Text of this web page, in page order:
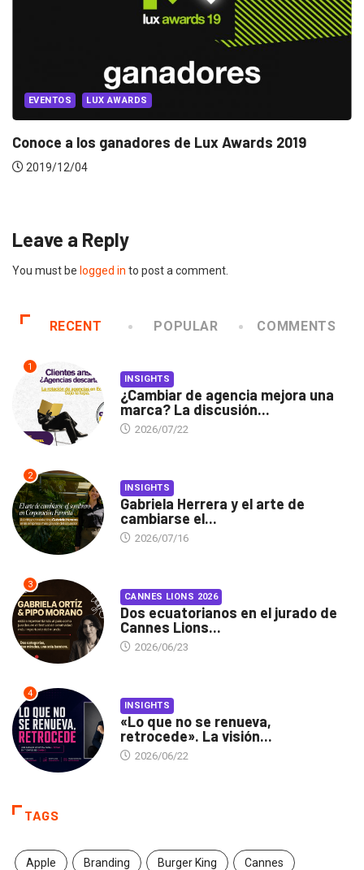
INNOVACIÓN
IKEA fabrica drones acuáticos para limpiar el...
2019/02/20
Leave a Reply
You must be logged in to post a comment.
RECENT POPULAR COMMENTS
1
INSIGHTS
¿Cambiar de agencia mejora una
marca? La discusión...
2026/07/22
2
INSIGHTS
Gabriela Herrera y el arte de
cambiarse el...
2026/07/16
3
CANNES LIONS 2026
Dos ecuatorianos en el jurado de
Cannes Lions...
2026/06/23
4
INSIGHTS
«Lo que no se renueva,
retrocede». La visión...
2026/06/22
TAGS
Apple Branding Burger King Cannes